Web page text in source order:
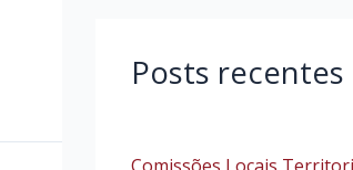
Posts recentes